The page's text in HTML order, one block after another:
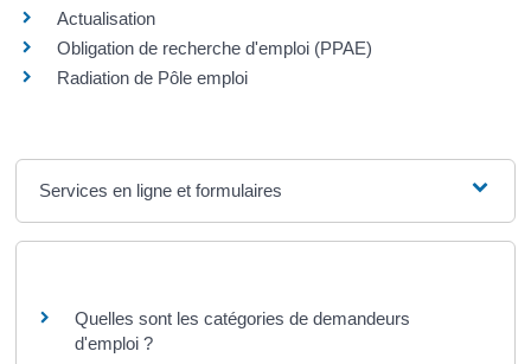
Actualisation
Obligation de recherche d'emploi (PPAE)
Radiation de Pôle emploi
Services en ligne et formulaires
Quelles sont les catégories de demandeurs
d'emploi ?